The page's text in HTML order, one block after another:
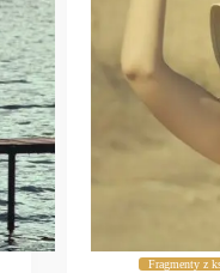
Fragmenty z